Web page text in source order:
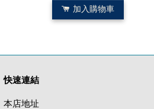
加入購物車
快速連結
本店地址